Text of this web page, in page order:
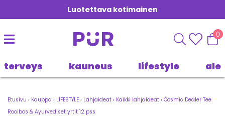
Luotettava kotimainen
0
terveys kauneus lifestyle ale
Etusivu › Kauppa › LIFESTYLE › Lahjaideat › Kaikki lahjaideat › Cosmic Dealer Tee
Rooibos & Ayurvediset yrtit 12 pss